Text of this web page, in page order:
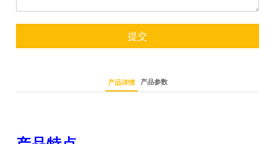
提交
产品详情 产品参数